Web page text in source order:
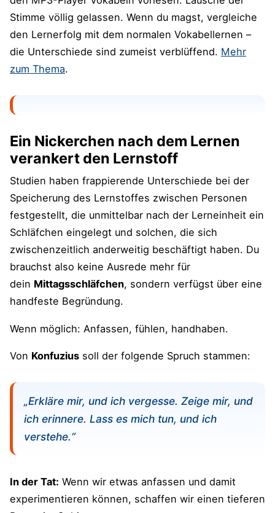
Stimme völlig gelassen. Wenn du magst, vergleiche
den Lernerfolg mit dem normalen Vokabellernen –
die Unterschiede sind zumeist verblüffend. Mehr
zum Thema.
Ein Nickerchen nach dem Lernen
verankert den Lernstoff
Studien haben frappierende Unterschiede bei der
Speicherung des Lernstoffes zwischen Personen
festgestellt, die unmittelbar nach der Lerneinheit ein
Schläfchen eingelegt und solchen, die sich
zwischenzeitlich anderweitig beschäftigt haben. Du
brauchst also keine Ausrede mehr für
dein Mittagsschläfchen, sondern verfügst über eine
handfeste Begründung.
Wenn möglich: Anfassen, fühlen, handhaben.
Von Konfuzius soll der folgende Spruch stammen:
„Erkläre mir, und ich vergesse. Zeige mir, und
ich erinnere. Lass es mich tun, und ich
verstehe.“
In der Tat: Wenn wir etwas anfassen und damit
experimentieren können, schaffen wir einen tieferen